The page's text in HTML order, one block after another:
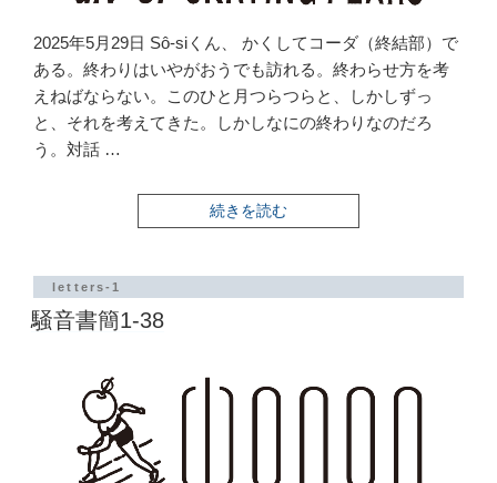
2025年5月29日 Sô-siくん、 かくしてコーダ（終結部）で
ある。終わりはいやがおうでも訪れる。終わらせ方を考
えねばならない。このひと月つらつらと、しかしずっ
と、それを考えてきた。しかしなにの終わりなのだろ
う。対話 …
“騒
音
39”
続きを読む
letters-1
騒音書簡1-38